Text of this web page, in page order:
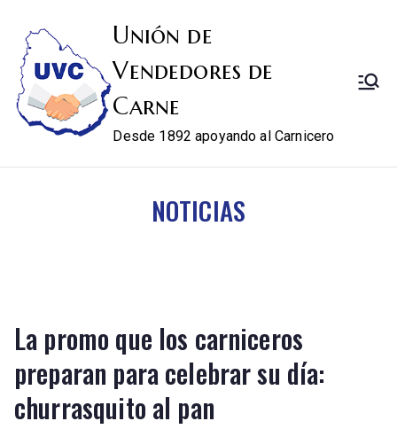
Unión de
Vendedores de
Carne
Desde 1892 apoyando al Carnicero
NOTICIAS
La promo que los carniceros
preparan para celebrar su día:
churrasquito al pan